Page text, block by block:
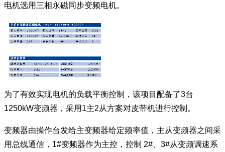
电机选用三相永磁同步变频电机。
为了有效实现电机的负载平衡控制，该项目配备了3台
1250kW变频器，采用1主2从方案对皮带机进行控制。
变频器由操作台发给主变频器给定频率值，主从变频器之间采
用总线通信，1#变频器作为主控，控制 2#、3#从变频调速系